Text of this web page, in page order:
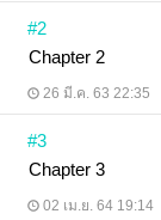
#2
Chapter 2
26 มี.ค. 63 22:35
#3
Chapter 3
02 เม.ย. 64 19:14